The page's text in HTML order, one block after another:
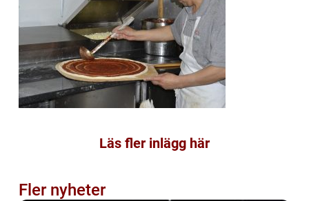
Läs fler inlägg här
Fler nyheter